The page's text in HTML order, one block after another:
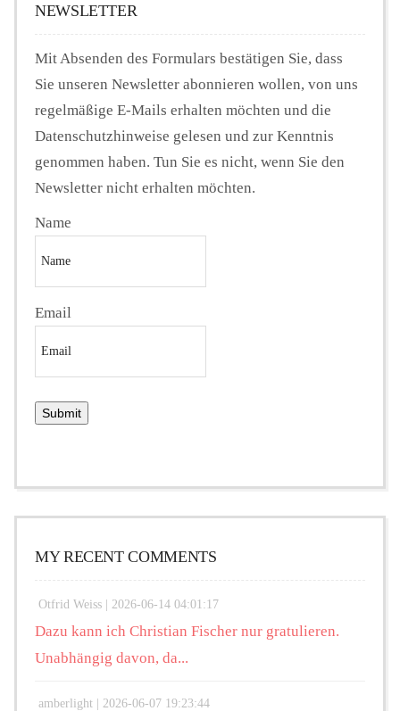
NEWSLETTER
Mit Absenden des Formulars bestätigen Sie, dass
Sie unseren Newsletter abonnieren wollen, von uns
regelmäßige E-Mails erhalten möchten und die
Datenschutzhinweise gelesen und zur Kenntnis
genommen haben. Tun Sie es nicht, wenn Sie den
Newsletter nicht erhalten möchten.
Name
Email
MY RECENT COMMENTS
Otfrid Weiss | 2026-06-14 04:01:17
Dazu kann ich Christian Fischer nur gratulieren.
Unabhängig davon, da...
amberlight | 2026-06-07 19:23:44